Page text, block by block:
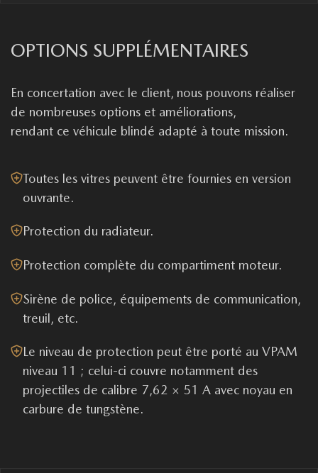
OPTIONS SUPPLÉMENTAIRES
En concertation avec le client, nous pouvons réaliser
de nombreuses options et améliorations,
rendant ce véhicule blindé adapté à toute mission.
Toutes les vitres peuvent être fournies en version
ouvrante.
Protection du radiateur.
Protection complète du compartiment moteur.
Sirène de police, équipements de communication,
treuil, etc.
Le niveau de protection peut être porté au VPAM
niveau 11 ; celui-ci couvre notamment des
projectiles de calibre 7,62 × 51 A avec noyau en
carbure de tungstène.